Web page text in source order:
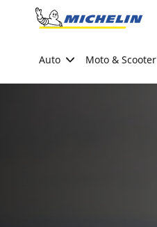
Go to page content
Auto Moto & Scooter